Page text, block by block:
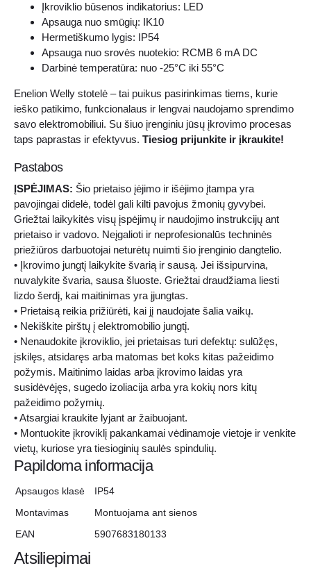
Įkroviklio būsenos indikatorius: LED
Apsauga nuo smūgių: IK10
Hermetiškumo lygis: IP54
Apsauga nuo srovės nuotekio: RCMB 6 mA DC
Darbinė temperatūra: nuo -25°C iki 55°C
Enelion Welly stotelė – tai puikus pasirinkimas tiems, kurie
ieško patikimo, funkcionalaus ir lengvai naudojamo sprendimo
savo elektromobiliui. Su šiuo įrenginiu jūsų įkrovimo procesas
taps paprastas ir efektyvus. Tiesiog prijunkite ir įkraukite!
Pastabos
ĮSPĖJIMAS: Šio prietaiso įėjimo ir išėjimo įtampa yra
pavojingai didelė, todėl gali kilti pavojus žmonių gyvybei.
Griežtai laikykitės visų įspėjimų ir naudojimo instrukcijų ant
prietaiso ir vadovo. Neįgalioti ir neprofesionalūs techninės
priežiūros darbuotojai neturėtų nuimti šio įrenginio dangtelio.
• Įkrovimo jungtį laikykite švarią ir sausą. Jei išsipurvina,
nuvalykite švaria, sausa šluoste. Griežtai draudžiama liesti
lizdo šerdį, kai maitinimas yra įjungtas.
• Prietaisą reikia prižiūrėti, kai jį naudojate šalia vaikų.
• Nekiškite pirštų į elektromobilio jungtį.
• Nenaudokite įkroviklio, jei prietaisas turi defektų: sulūžęs,
įskilęs, atsidaręs arba matomas bet koks kitas pažeidimo
požymis. Maitinimo laidas arba įkrovimo laidas yra
susidėvėjęs, sugedo izoliacija arba yra kokių nors kitų
pažeidimo požymių.
• Atsargiai kraukite lyjant ar žaibuojant.
• Montuokite įkroviklį pakankamai vėdinamoje vietoje ir venkite
vietų, kuriose yra tiesioginių saulės spindulių.
Papildoma informacija
Apsaugos klasė
IP54
Montavimas
Montuojama ant sienos
EAN
5907683180133
Atsiliepimai